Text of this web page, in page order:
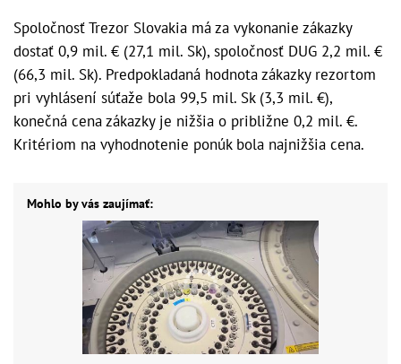
Spoločnosť Trezor Slovakia má za vykonanie zákazky
dostať 0,9 mil. € (27,1 mil. Sk), spoločnosť DUG 2,2 mil. €
(66,3 mil. Sk). Predpokladaná hodnota zákazky rezortom
pri vyhlásení súťaže bola 99,5 mil. Sk (3,3 mil. €),
konečná cena zákazky je nižšia o približne 0,2 mil. €.
Kritériom na vyhodnotenie ponúk bola najnižšia cena.
Mohlo by vás zaujímať: